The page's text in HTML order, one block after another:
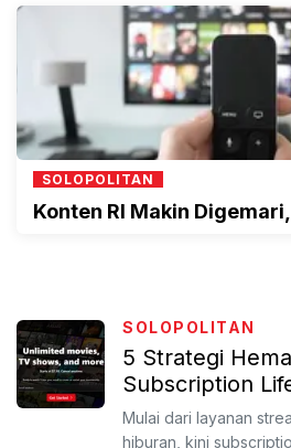
SOLOPOLITAN
Konten RI Makin
SOLOPOLITAN
5 Strategi
Subscription
Mulai dari layanan
hiburan, kini